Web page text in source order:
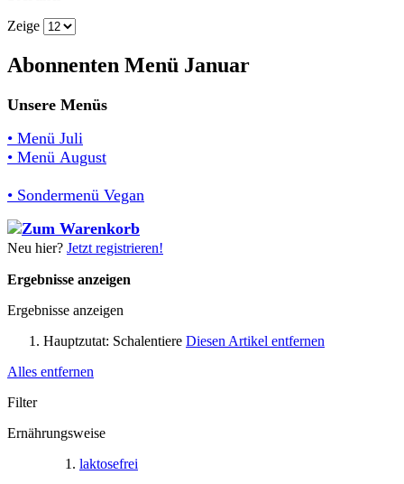
Zeige
Abonnenten Menü Januar
Unsere Menüs
• Menü Juli
• Menü August
• Sondermenü Vegan
Neu hier? Jetzt registrieren!
Ergebnisse anzeigen
Ergebnisse anzeigen
Hauptzutat: Schalentiere Diesen Artikel entfernen
Alles entfernen
Filter
Ernährungsweise
laktosefrei